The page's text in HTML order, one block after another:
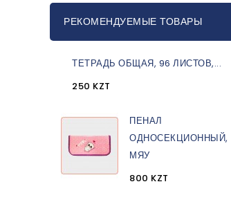
РЕКОМЕНДУЕМЫЕ ТОВАРЫ
ТЕТРАДЬ ОБЩАЯ, 96 ЛИСТОВ,...
250 KZT
ПЕНАЛ
ОДНОСЕКЦИОННЫЙ,
МЯУ
800 KZT